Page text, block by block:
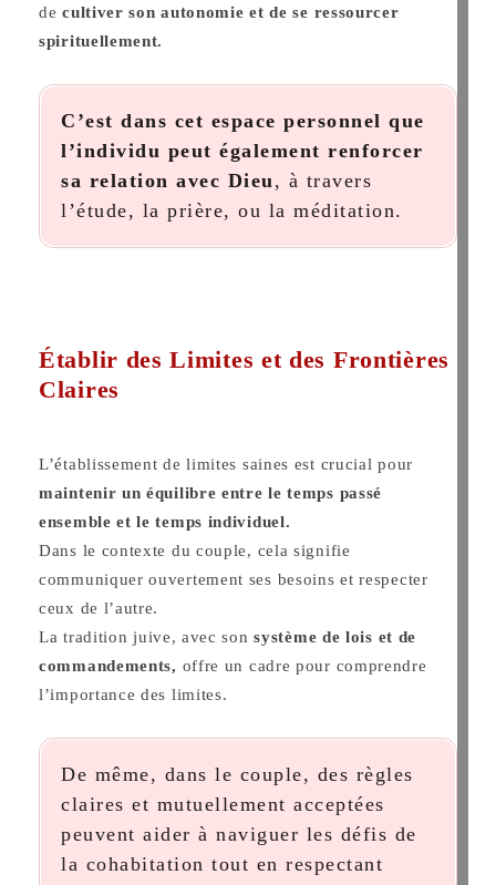
decultiver son autonomie et de se ressourcer
spirituellement.
C’est dans cet espace personnel que
l’individu peut également renforcer
sa relation avec Dieu, à travers
l’étude, la prière, ou la méditation.
Établir des Limites et des Frontières
Claires
L’établissement de limites saines est crucial pour
maintenir un équilibre entre le temps passé
ensemble et le temps individuel.
Dans le contexte du couple, cela signifie
communiquer ouvertement ses besoins et respecter
ceux de l’autre.
La tradition juive, avec sonsystème de lois et de
commandements, offre un cadre pour comprendre
l’importance des limites.
De même, dans le couple, des règles
claires et mutuellement acceptées
peuvent aider à naviguer les défis de
la cohabitation tout en respectant